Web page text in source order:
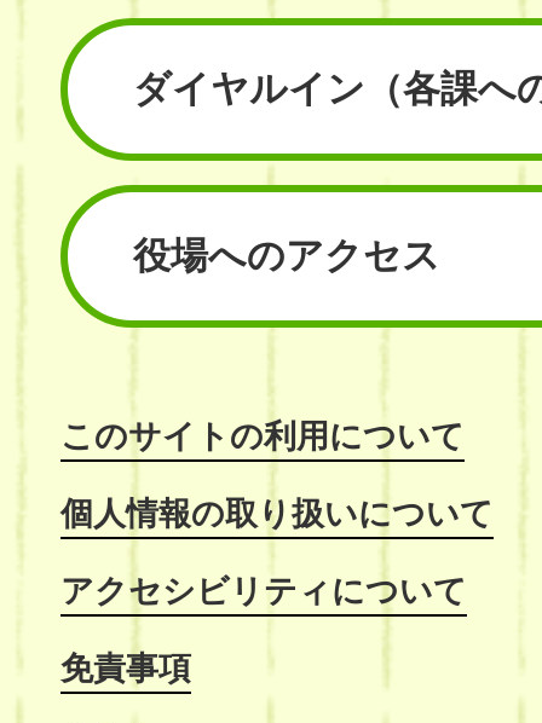
ダイヤルイン （各課へ
役場へのアクセス
このサイトの利用について
個人情報の取り扱いについて
アクセシビリティについて
免責事項